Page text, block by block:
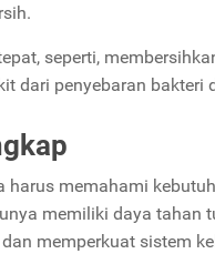
seperti,
dari penyebaran bakteri
harus memahami
memiliki daya tahan
memperkuat sistem